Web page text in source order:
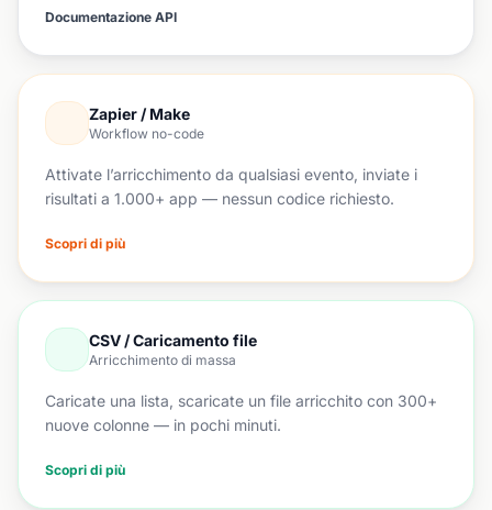
Documentazione API
Zapier / Make
Workflow no-code
Attivate l’arricchimento da qualsiasi evento, inviate i
risultati a 1.000+ app — nessun codice richiesto.
Scopri di più
CSV / Caricamento file
Arricchimento di massa
Caricate una lista, scaricate un file arricchito con 300+
nuove colonne — in pochi minuti.
Scopri di più